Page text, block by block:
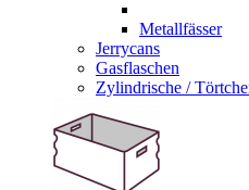
Metallfässer
Jerrycans
Gasflaschen
Zylindrische /